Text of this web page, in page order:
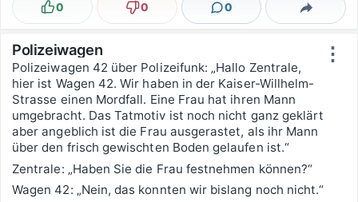
Lustig
0 Nicht lustig
0 0
Kommentare Teilen
⋮
Polizeiwagen
Polizeiwagen 42 über Polizeifunk: „Hallo Zentrale,
hier ist Wagen 42. Wir haben in der Kaiser-Willhelm-
Strasse einen Mordfall. Eine Frau hat ihren Mann
umgebracht. Das Tatmotiv ist noch nicht ganz geklärt
aber angeblich ist die Frau ausgerastet, als ihr Mann
über den frisch gewischten Boden gelaufen ist.“
Zentrale: „Haben Sie die Frau festnehmen können?“
Wagen 42: „Nein, das konnten wir bislang noch nicht.“